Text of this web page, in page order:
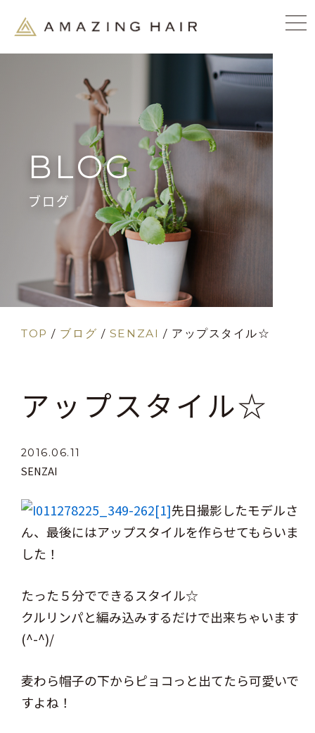
BLOG
ブログ
TOP / ブログ / SENZAI / アップスタイル☆
アップスタイル☆
2016.06.11
SENZAI
先日撮影したモデルさ
ん、最後にはアップスタイルを作らせてもらいま
した！
たった５分でできるスタイル☆
クルリンパと編み込みするだけで出来ちゃいます
(^-^)/
麦わら帽子の下からピョコっと出てたら可愛いで
すよね！